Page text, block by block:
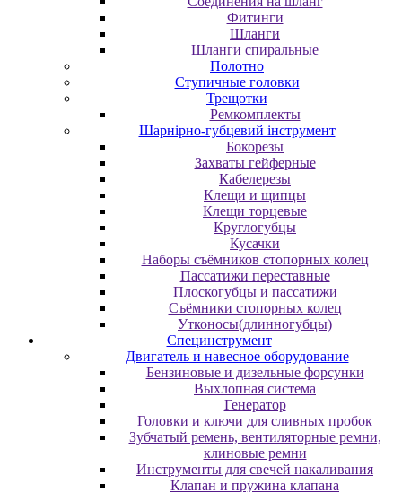
Фитинги
Шланги
Шланги спиральные
Полотно
Ступичные головки
Трещотки
Ремкомплекты
Шарнірно-губцевий інструмент
Бокорезы
Захваты гейферные
Кабелерезы
Клещи и щипцы
Клещи торцевые
Круглогубцы
Кусачки
Наборы съёмников стопорных колец
Пассатижи переставные
Плоскогубцы и пассатижи
Съёмники стопорных колец
Утконосы(длинногубцы)
Специнструмент
Двигатель и навесное оборудование
Бензиновые и дизельные форсунки
Выхлопная система
Генератор
Головки и ключи для сливных пробок
Зубчатый ремень, вентиляторные ремни,
клиновые ремни
Инструменты для свечей накаливания
Клапан и пружина клапана